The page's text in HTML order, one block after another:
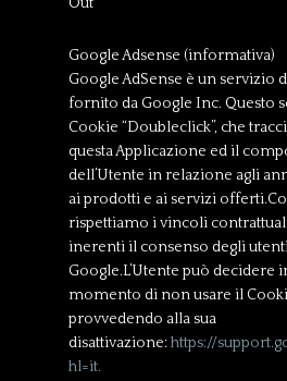
Google Adsense (informativa)
Google AdSense è un servizio
fornito da Google Inc. Questo
Cookie “Doubleclick”, che
questa Applicazione ed il
dell’Utente in relazione agli
ai prodotti e ai servizi
rispettiamo i vincoli
inerenti il consenso degli
Google.L’Utente può decidere
momento di non usare il
provvedendo alla sua
disattivazione:https://
hl=it.